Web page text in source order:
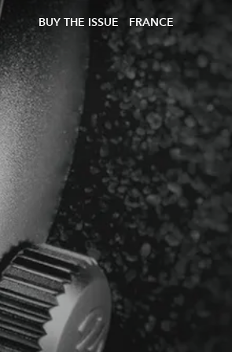
BUY THE ISSUE FRANCE